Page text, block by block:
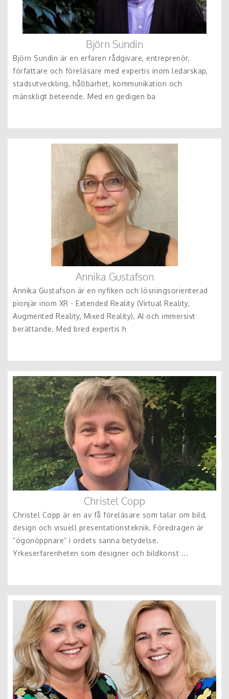
Björn Sundin
Björn Sundin är en erfaren rådgivare, entreprenör,
författare och föreläsare med expertis inom ledarskap,
stadsutveckling, hållbarhet, kommunikation och
mänskligt beteende. Med en gedigen ba
Annika Gustafson
Annika Gustafson är en nyfiken och lösningsorienterad
pionjär inom XR - Extended Reality (Virtual Reality,
Augmented Reality, Mixed Reality), AI och immersivt
berättande. Med bred expertis h
Christel Copp
Christel Copp är en av få föreläsare som talar om bild,
design och visuell presentationsteknik. Föredragen är
”ögonöppnare” i ordets sanna betydelse.
Yrkeserfarenheten som designer och bildkonst ...